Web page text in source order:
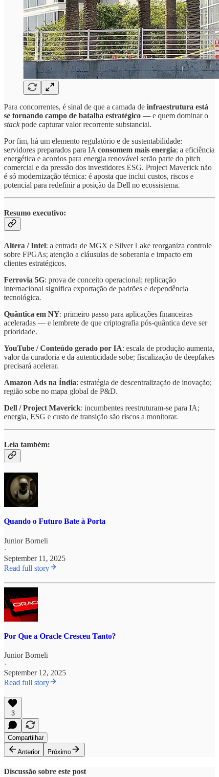
Para concorrentes, é sinal de que a camada de infraestrutura está
se tornando campo de batalha estratégico — e quem dominar o
stackpode capturar valor recorrente substancial.
Por fim, há um elemento regulatório e de sustentabilidade:
servidores preparados para IA consomem mais energia; a eficiência
energética e acordos para energia renovável serão parte do pitch
comercial e da pressão dos investidores ESG. Project Maverick não
é só modernização técnica: é aposta que inclui custos, riscos e
potencial para redefinir a posição da Dell no ecossistema.
Resumo executivo:
Altera / Intel: a entrada de MGX e Silver Lake reorganiza controle
sobre FPGAs; atenção a cláusulas de soberania e impacto em
clientes estratégicos.
Ferrovia 5G: prova de conceito operacional; replicação
internacional significa exportação de padrões e dependência
tecnológica.
Quântica em NY: primeiro passo para aplicações financeiras
aceleradas — e lembrete de que criptografia pós-quântica deve ser
prioridade.
YouTube / Conteúdo gerado por IA: escala de produção aumenta,
valor da curadoria e da autenticidade sobe; fiscalização de deepfakes
precisará acelerar.
Amazon Ads na Índia: estratégia de descentralização de inovação;
região sobe no mapa global de P&D.
Dell / Project Maverick: incumbentes reestruturam-se para IA;
energia, ESG e custo de transição são riscos a monitorar.
Leia também:
Quando o Futuro Bate à Porta
Junior Borneli
·
September 11, 2025
Read full story
Por Que a Oracle Cresceu Tanto?
Junior Borneli
·
September 12, 2025
Read full story
3
Compartilhar
Anterior
Próximo
Discussão sobre este post